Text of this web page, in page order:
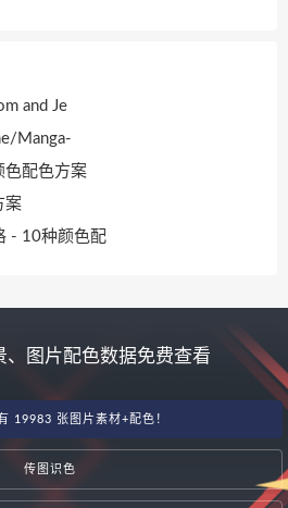
and Je
Manga-
色配色方案
案
- 10种颜色配
、图片配色数据免费查看
19983 张图片素材+配色！
传图识色